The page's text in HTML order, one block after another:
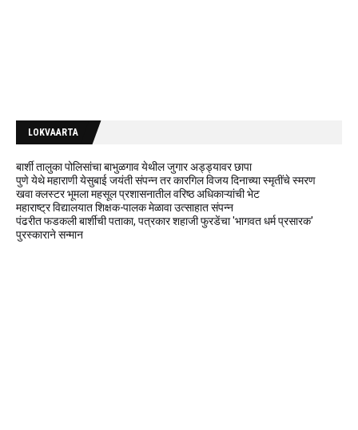
LOKVAARTA
बार्शी तालुका पोलिसांचा बाभुळगाव येथील जुगार अड्ड्यावर छापा
पुणे येथे महाराणी येसुबाई जयंती संपन्न तर कारगिल विजय दिनाच्या स्मृतींचे स्मरण
खवा क्लस्टर भूमला महसूल प्रशासनातील वरिष्ठ अधिकाऱ्यांची भेट
महाराष्ट्र विद्यालयात शिक्षक-पालक मेळावा उत्साहात संपन्न
पंढरीत फडकली बार्शीची पताका, पत्रकार शहाजी फुरडेंचा 'भागवत धर्म प्रसारक'
पुरस्काराने सन्मान